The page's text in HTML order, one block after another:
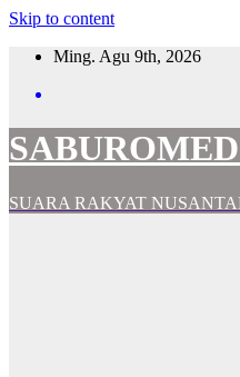
Skip to content
Ming. Agu 9th, 2026
SUARA RAKYAT